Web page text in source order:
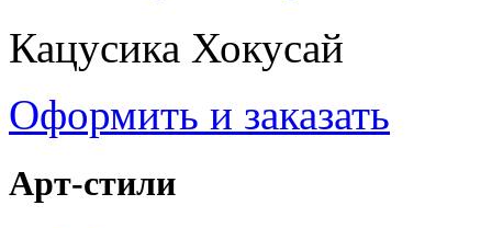
Кацусика Хокусай
Оформить и заказать
Арт-стили